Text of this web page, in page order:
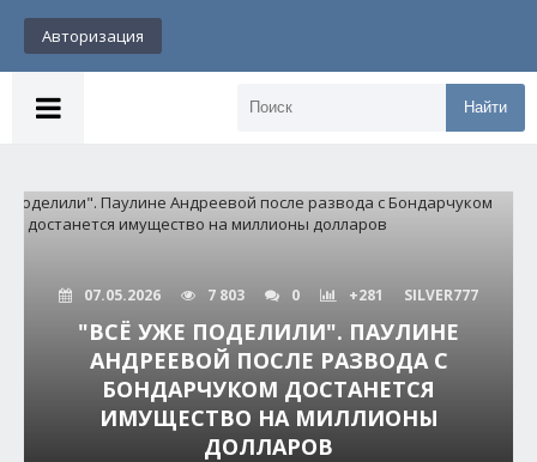
Авторизация
Найти
07.05.2026 7 803 0 +281 SILVER777
"ВСЁ УЖЕ ПОДЕЛИЛИ". ПАУЛИНЕ
АНДРЕЕВОЙ ПОСЛЕ РАЗВОДА С
БОНДАРЧУКОМ ДОСТАНЕТСЯ
ИМУЩЕСТВО НА МИЛЛИОНЫ
ДОЛЛАРОВ